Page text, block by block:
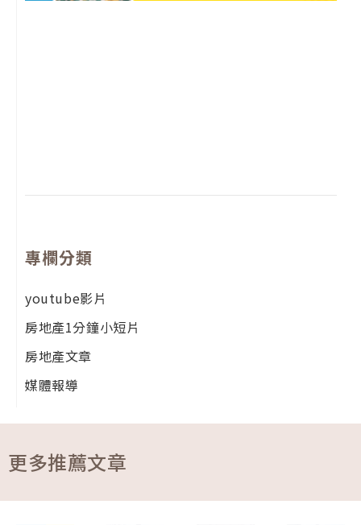
專欄分類
youtube影片
房地產1分鐘小短片
房地產文章
媒體報導
更多推薦文章